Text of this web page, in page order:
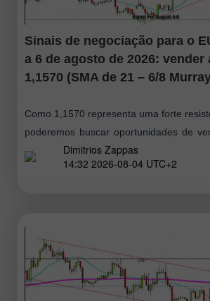
Sinais de negociação para o
a 6 de agosto de 2026: vender
1,1570 (SMA de 21 – 6/8
Como 1,1570 representa uma forte
poderemos buscar oportunidades de
dias. Em caso de um repique em
poderemos vender
Dimitrios Zappas
14:32 2026-08-04 UTC+2